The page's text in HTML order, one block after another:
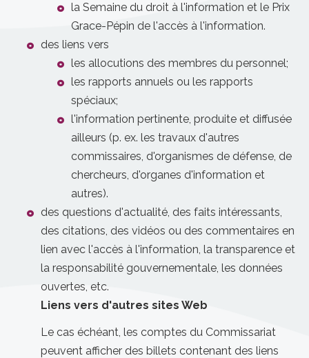
la Semaine du droit à l'information et le Prix
Grace-Pépin de l'accès à l'information.
des liens vers
les allocutions des membres du personnel;
les rapports annuels ou les rapports
spéciaux;
l'information pertinente, produite et diffusée
ailleurs (p. ex. les travaux d'autres
commissaires, d'organismes de défense, de
chercheurs, d'organes d'information et
autres).
des questions d'actualité, des faits intéressants,
des citations, des vidéos ou des commentaires en
lien avec l'accès à l'information, la transparence et
la responsabilité gouvernementale, les données
ouvertes, etc.
Liens vers d'autres sites Web
Le cas échéant, les comptes du Commissariat
peuvent afficher des billets contenant des liens